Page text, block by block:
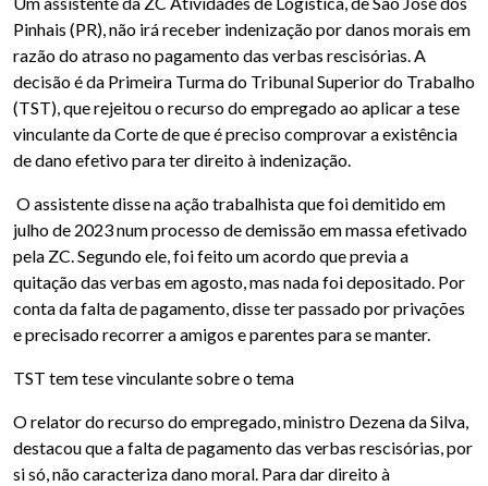
Pinhais (PR), não irá receber indenização por danos morais em
razão do atraso no pagamento das verbas rescisórias. A
decisão é da Primeira Turma do Tribunal Superior do Trabalho
(TST), que rejeitou o recurso do empregado ao aplicar a tese
vinculante da Corte de que é preciso comprovar a existência
de dano efetivo para ter direito à indenização.
O assistente disse na ação trabalhista que foi demitido em
julho de 2023 num processo de demissão em massa efetivado
pela ZC. Segundo ele, foi feito um acordo que previa a
quitação das verbas em agosto, mas nada foi depositado. Por
conta da falta de pagamento, disse ter passado por privações
e precisado recorrer a amigos e parentes para se manter.
TST tem tese vinculante sobre o tema
O relator do recurso do empregado, ministro Dezena da Silva,
destacou que a falta de pagamento das verbas rescisórias, por
si só, não caracteriza dano moral. Para dar direito à